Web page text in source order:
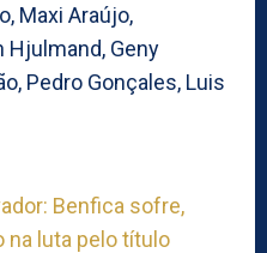
Maxi Araújo,
Hjulmand, Geny
Pedro Gonçales, Luis
Benfica sofre,
na luta pelo título